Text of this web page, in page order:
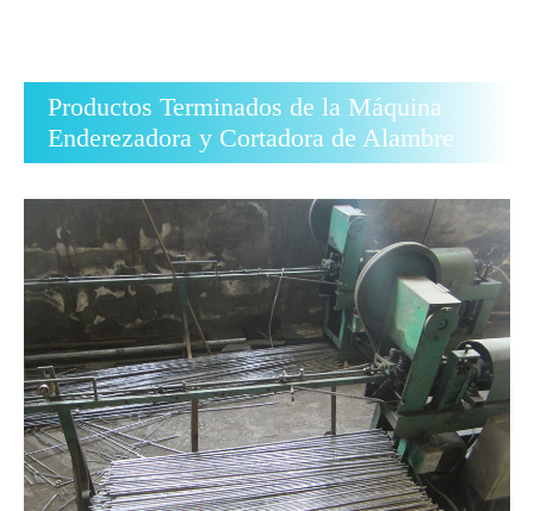
Productos Terminados de la Máquina
Enderezadora y Cortadora de Alambre